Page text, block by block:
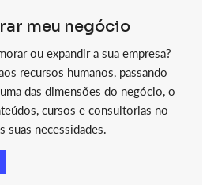
meu negócio
ou expandir a sua empresa?
recursos humanos, passando
das dimensões do negócio, o
cursos e consultorias no
suas necessidades.